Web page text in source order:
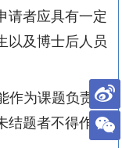
请者应具有一定
以及博士后人员
作为课题负责人
结题者不得作为